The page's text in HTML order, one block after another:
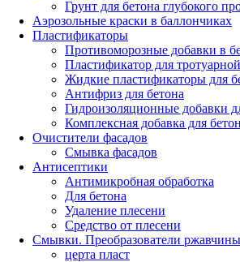
Грунт для бетона глубокого
Аэрозольные краски в баллончиках
Пластификаторы
Противоморозные добавки в
Пластификатор для
Жидкие пластификаторы для
Антифриз для бетона
Гидроизоляционные добавки
Комплексная добавка для
Очистители фасадов
Смывка фасадов
Антисептики
Антимикробная обработка
Для бетона
Удаление плесени
Средство от плесени
Смывки. Преобразователи ржавчины
церта пласт